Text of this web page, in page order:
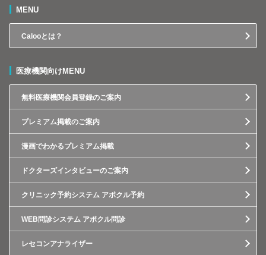
MENU
Calooとは？
医療機関向けMENU
無料医療機関会員登録のご案内
プレミアム掲載のご案内
漫画でわかるプレミアム掲載
ドクターズインタビューのご案内
クリニック予約システム アポクル予約
WEB問診システム アポクル問診
レセコンアナライザー